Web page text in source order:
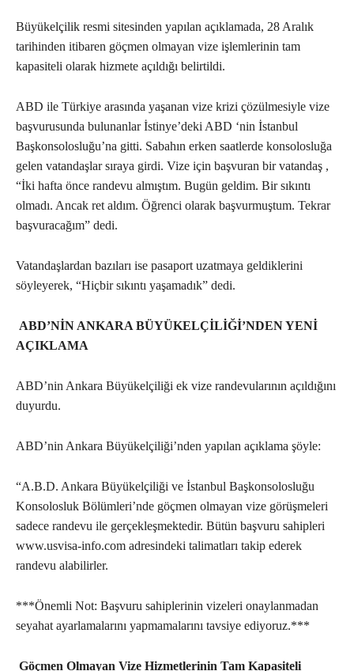
Büyükelçilik resmi sitesinden yapılan açıklamada, 28 Aralık
tarihinden itibaren göçmen olmayan vize işlemlerinin tam
kapasiteli olarak hizmete açıldığı belirtildi.
ABD ile Türkiye arasında yaşanan vize krizi çözülmesiyle vize
başvurusunda bulunanlar İstinye’deki ABD ‘nin İstanbul
Başkonsolosluğu’na gitti. Sabahın erken saatlerde konsolosluğa
gelen vatandaşlar sıraya girdi. Vize için başvuran bir vatandaş ,
“İki hafta önce randevu almıştım. Bugün geldim. Bir sıkıntı
olmadı. Ancak ret aldım. Öğrenci olarak başvurmuştum. Tekrar
başvuracağım” dedi.
Vatandaşlardan bazıları ise pasaport uzatmaya geldiklerini
söyleyerek, “Hiçbir sıkıntı yaşamadık” dedi.
ABD’NİN ANKARA BÜYÜKELÇİLİĞİ’NDEN YENİ
AÇIKLAMA
ABD’nin Ankara Büyükelçiliği ek vize randevularının açıldığını
duyurdu.
ABD’nin Ankara Büyükelçiliği’nden yapılan açıklama şöyle:
“A.B.D. Ankara Büyükelçiliği ve İstanbul Başkonsolosluğu
Konsolosluk Bölümleri’nde göçmen olmayan vize görüşmeleri
sadece randevu ile gerçekleşmektedir. Bütün başvuru sahipleri
www.usvisa-info.com adresindeki talimatları takip ederek
randevu alabilirler.
***Önemli Not: Başvuru sahiplerinin vizeleri onaylanmadan
seyahat ayarlamalarını yapmamalarını tavsiye ediyoruz.***
Göçmen Olmayan Vize Hizmetlerinin Tam Kapasiteli